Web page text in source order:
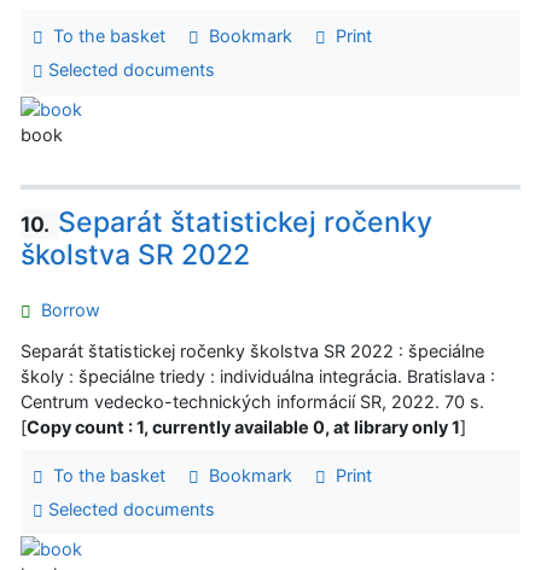
To the basket Bookmark
Print
Selected documents
book
10. Separát štatistickej ročenky
školstva SR 2022
Borrow
Separát štatistickej ročenky školstva SR 2022 : špeciálne
školy : špeciálne triedy : individuálna integrácia. Bratislava :
Centrum vedecko-technických informácií SR, 2022. 70 s.
[Copy count : 1, currently available 0, at library only 1]
To the basket Bookmark
Print
Selected documents